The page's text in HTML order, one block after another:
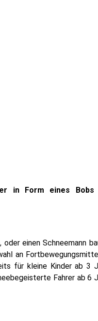
in Form eines Bobs
einen Schneemann
an
für kleine Kinder ab 3
Fahrer ab 6